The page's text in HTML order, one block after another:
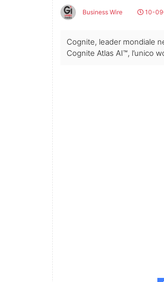
Business Wire 10-
Cognite, leader mondiale
Cognite Atlas AI™, l’unico